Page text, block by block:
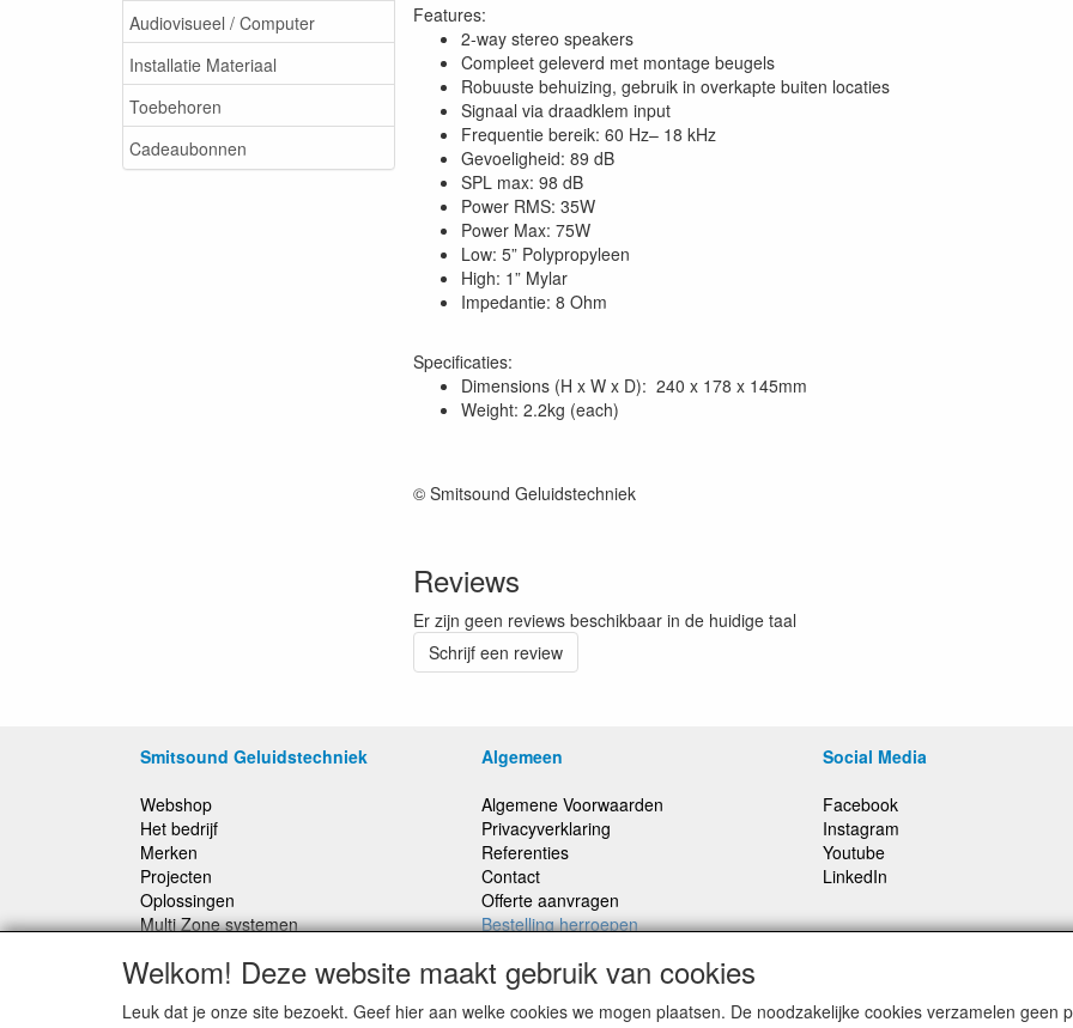
Audiovisueel / Computer
Installatie Materiaal
Toebehoren
Cadeaubonnen
Features:
2-way stereo speakers
Compleet geleverd met montage beugels
Robuuste behuizing, gebruik in overkapte buiten locaties
Signaal via draadklem input
Frequentie bereik: 60 Hz– 18 kHz
Gevoeligheid: 89 dB
SPL max: 98 dB
Power RMS: 35W
Power Max: 75W
Low: 5” Polypropyleen
High: 1” Mylar
Impedantie: 8 Ohm
Specificaties:
Dimensions (H x W x D): 240 x 178 x 145mm
Weight: 2.2kg (each)
© Smitsound Geluidstechniek
Reviews
Er zijn geen reviews beschikbaar in de huidige taal
Schrijf een review
Smitsound Geluidstechniek
Webshop
Het bedrijf
Merken
Projecten
Oplossingen
Multi Zone systemen
Onderhoud en Reparaties
Algemeen
Algemene Voorwaarden
Privacyverklaring
Referenties
Contact
Offerte aanvragen
Bestelling herroepen
Social Media
Facebook
Instagram
Youtube
LinkedIn
Welkom! Deze website maakt gebruik van cookies
Leuk dat je onze site bezoekt. Geef hier aan welke cookies we mogen plaatsen. De noodzakelijke cookies verzamelen